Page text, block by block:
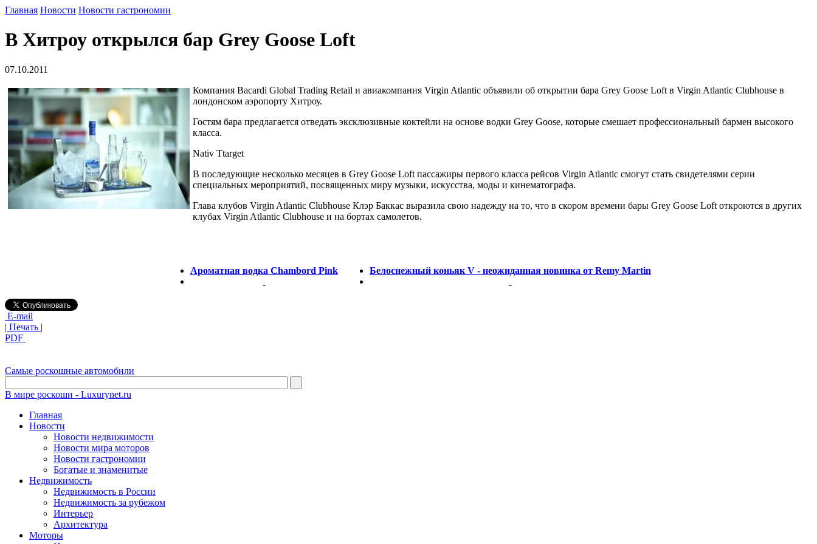
Главная Новости Новости гастрономии
В Хитроу открылся бар Grey Goose Loft
07.10.2011
Компания Bacardi Global Trading Retail и авиакомпания Virgin Atlantic объявили об открытии бара Grey Goose Loft в Virgin Atlantic Clubhouse в
лондонском аэропорту Хитроу.
Гостям бара предлагается отведать эксклюзивные коктейли на основе водки Grey Goose, которые смешает профессиональный бармен высокого
класса.
Nativ Ttarget
В последующие несколько месяцев в Grey Goose Loft пассажиры первого класса рейсов Virgin Atlantic смогут стать свидетелями серии
специальных мероприятий, посвященных миру музыки, искусства, моды и кинематографа.
Глава клубов Virgin Atlantic Clubhouse Клэр Баккас выразила свою надежду на то, что в скором времени бары Grey Goose Loft откроются в других
клубах Virgin Atlantic Clubhouse и на бортах самолетов.
Ароматная водка Chambord Pink Белоснежный коньяк V - неожиданная новинка от Remy Martin
E-mail
| Печать |
PDF
Самые роскошные автомобили
В мире роскоши - Luxurynet.ru
Главная
Новости
Новости недвижимости
Новости мира моторов
Новости гастрономии
Богатые и знаменитые
Недвижимость
Недвижимость в России
Недвижимость за рубежом
Интерьер
Архитектура
Моторы